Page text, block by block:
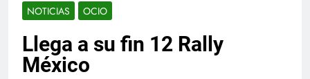
NOTICIAS OCIO
Llega a su fin 12 Rally
México